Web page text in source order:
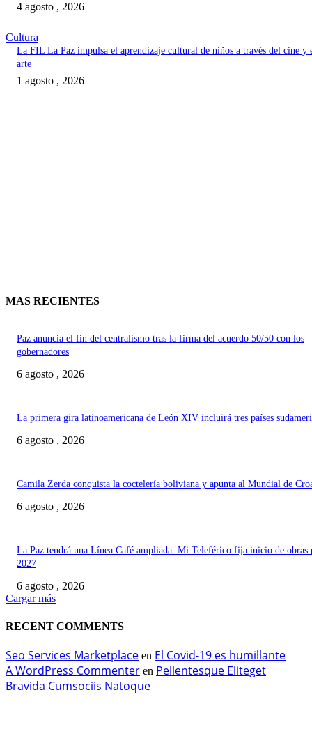
4 agosto , 2026
Cultura
La FIL La Paz impulsa el aprendizaje cultural de niños a través del cine y
arte
1 agosto , 2026
MAS RECIENTES
Paz anuncia el fin del centralismo tras la firma del acuerdo 50/50 con los
gobernadores
6 agosto , 2026
La primera gira latinoamericana de León XIV incluirá tres países
6 agosto , 2026
Camila Zerda conquista la coctelería boliviana y apunta al Mundial de
6 agosto , 2026
La Paz tendrá una Línea Café ampliada: Mi Teleférico fija inicio de obras
2027
6 agosto , 2026
Cargar más
RECENT COMMENTS
Seo Services Marketplace en El Covid-19 es humillante
A WordPress Commenter en Pellentesque Eliteget
Bravida Cumsociis Natoque